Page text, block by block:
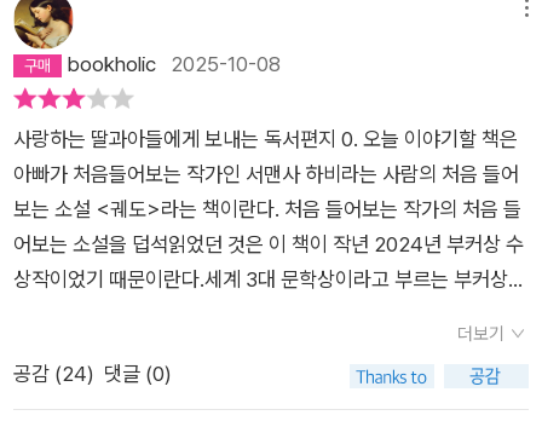
주비행사들은 그런 의미에서 일단 대단히 용감한 사람들이다. 그
렇다고 그들이 이 지구상에서 우리가 겪는 슬픔, 기쁨, 집착, 상실
을 모른다는 것은 아니다. 어쩌면 더 강렬하게 그런 감정들을 느
게도 응축된 인류는 더는 종잡을 수 없이 이질적이고 멀리 떨어져
있는 종이 아니다. 가깝고 붙잡을 수 있는 존재다.-pp.37우주 정
거장에서의 단 하루는 '창백하고 푸른 점'인 우리 지구의 열여섯
번의 일출과 일몰을 조망하는 일과다. 이 지상에서의 모든 일들은
사소하고 덧없다. 무한과 영원을 이야기하는 것은 아니다. 작가는
미국인, 일본인, 영국인, 이탈리아인, 러시아인 우주 비행사 각자
의 시선과 관점을 통과한 지상에서의 개개인의 전사들을 간단하
bookholic 2025-10-08
사랑하는 딸과아들에게 보내는 독서편지 0. 오늘 이야기할 책은
아빠가 처음들어보는 작가인 서맨사 하비라는 사람의 처음 들어
보는 소설 <궤도>라는 책이란다. 처음 들어보는 작가의 처음 들
어보는 소설을 덥석읽었던 것은 이 책이 작년 2024년 부커상 수
상작이었기 때문이란다.세계 3대 문학상이라고 부르는 부커상은
이 알려졌는데, 아빠는 그 이전에 부커상 수상작들을간간히 읽곤
했었단다. 부커상은 원작이 영어로 된 소설 중에 주는 본상이 있
더보기
공감 (24) 댓글 (0)